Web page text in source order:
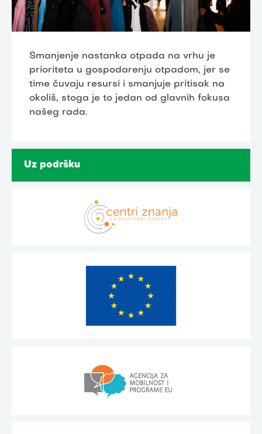
Smanjenje nastanka otpada na vrhu je
prioriteta u gospodarenju otpadom, jer se
time čuvaju resursi i smanjuje pritisak na
okoliš, stoga je to jedan od glavnih fokusa
našeg rada.
Uz podršku